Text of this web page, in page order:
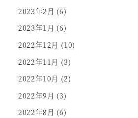
2023年2月 (6)
2023年1月 (6)
2022年12月 (10)
2022年11月 (3)
2022年10月 (2)
2022年9月 (3)
2022年8月 (6)